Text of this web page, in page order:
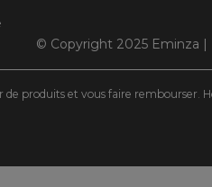
© Copyright 2025 Eminza |
produits et vous faire rembourser.